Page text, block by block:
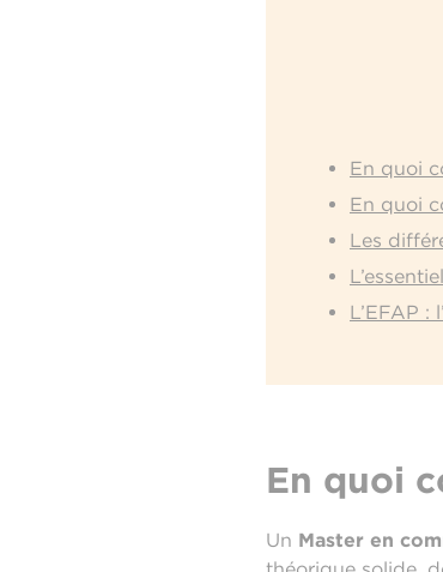
En quoi
En quoi
Les
L’EFAP :
En quoi
Un Master en